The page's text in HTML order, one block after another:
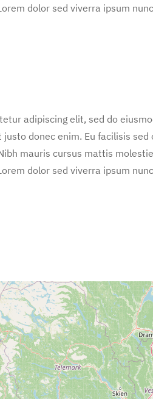
dolor sed viverra ipsum
adipiscing elit, sed do
donec enim. Eu facilisis
mauris cursus mattis
dolor sed viverra ipsum